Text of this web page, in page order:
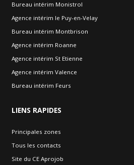
Bureau intérim Monistrol
Agence intérim le Puy-en-Velay
Bureau intérim Montbrison
Agence intérim Roanne
Agence intérim St Etienne
Agence intérim Valence
Bureau intérim Feurs
LIENS RAPIDES
Principales zones
Tous les contacts
Site du CE Aprojob